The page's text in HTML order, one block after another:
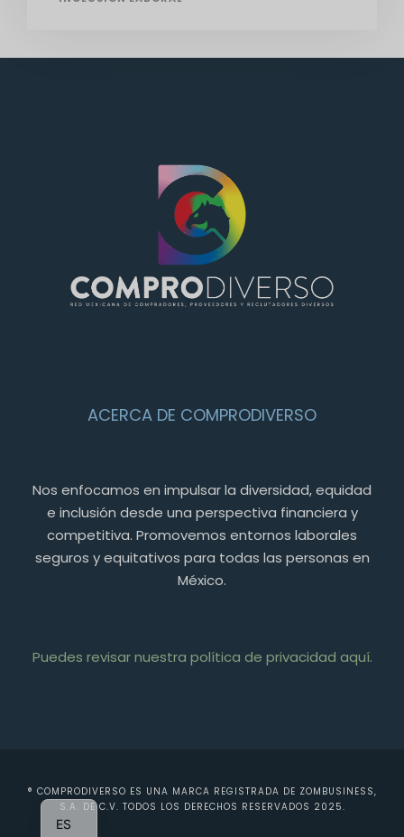
ACERCA DE COMPRODIVERSO
Nos enfocamos en impulsar la diversidad, equidad
e inclusión desde una perspectiva financiera y
competitiva. Promovemos entornos laborales
seguros y equitativos para todas las personas en
México.
Puedes revisar nuestra política de privacidad aquí.
® COMPRODIVERSO ES UNA MARCA REGISTRADA DE ZOMBUSINESS,
S.A. DE C.V. TODOS LOS DERECHOS RESERVADOS 2025.
ES
EN